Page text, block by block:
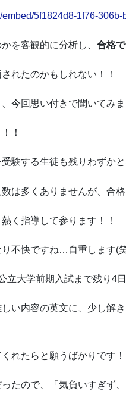
5f1824d8-1f76-
を客観的に分析し、 合格
れたのかもしれない！！
今回思い付きで聞いてみ
！
験する生徒も残りわずかと
は多くありませんが、合
く指導して参ります！！
不快ですね…自重します(
立大学前期入試まで残り4
い内容の英文に、少し解
れたらと願うばかりです！
たので、「気負いすぎず